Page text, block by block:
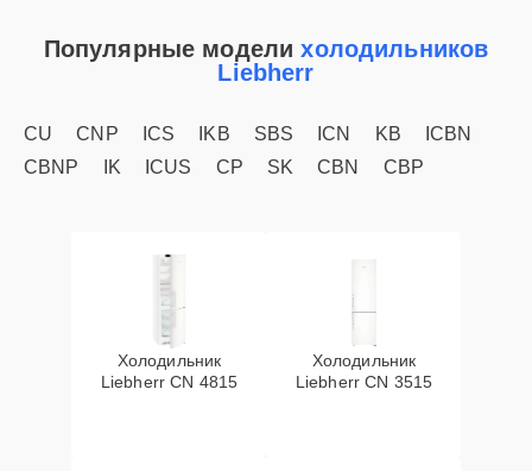
Популярные моделихолодильников
Liebherr
CU CNP ICS IKB SBS ICN KB
ICBN
CBNP
IK ICUS CP SK CBN CBP
Холодильник
Liebherr CN 4815
Холодильник
Liebherr CN 3515